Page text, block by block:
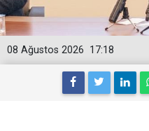
17:18
08 Ağustos 2026